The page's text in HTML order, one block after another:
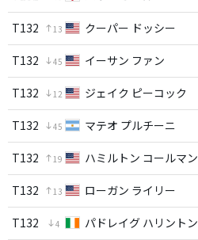
T132 13 クーパー ドッシー
T132 45 イーサン ファン
T132 12 ジェイク ピーコック
T132 45 マテオ プルチーニ
T132 19 ハミルトン コールマン
T132 13 ローガン ライリー
T132 4 パドレイグ ハリントン